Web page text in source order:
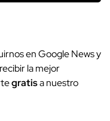
en Google News y
la mejor
gratisa nuestro